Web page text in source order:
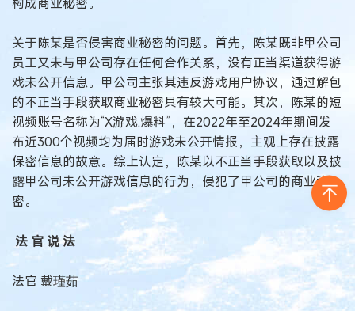
关于陈某是否侵害商业秘密的问题。首先，陈某既非甲公司
员工又未与甲公司存在任何合作关系，没有正当渠道获得游
戏未公开信息。甲公司主张其违反游戏用户协议，通过解包
的不正当手段获取商业秘密具有较大可能。其次，陈某的短
视频账号名称为“X游戏.爆料”，在2022年至2024年期间发
布近300个视频均为届时游戏未公开情报，主观上存在披露
保密信息的故意。综上认定，陈某以不正当手段获取以及披
露甲公司未公开游戏信息的行为，侵犯了甲公司的商业秘
密。
法 官 说 法
法官 戴瑾茹